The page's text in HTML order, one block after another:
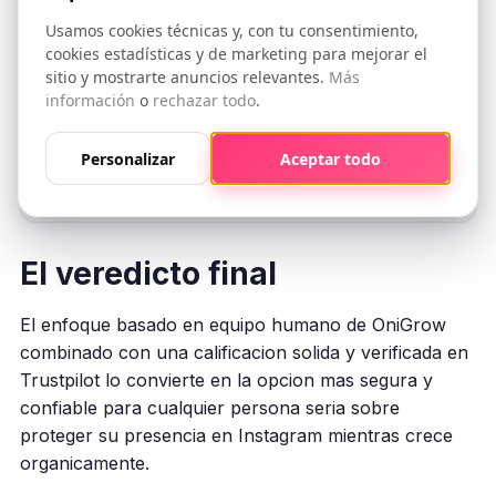
Instagram n.°1
3.000+ cuentas gestionadas desde 2017 | Trustpilot
4.8/5 con 993 reseñas | Equipo humano real
Descubre los Planes OniGrow →
El veredicto final
El enfoque basado en equipo humano de OniGrow
combinado con una calificacion solida y verificada en
Trustpilot lo convierte en la opcion mas segura y
confiable para cualquier persona seria sobre
proteger su presencia en Instagram mientras crece
organicamente.
Usamos cookies técnicas y, con tu consentimiento,
cookies estadísticas y de marketing para mejorar el
sitio y mostrarte anuncios relevantes. Más
información o rechazar todo.
Personalizar Aceptar todo